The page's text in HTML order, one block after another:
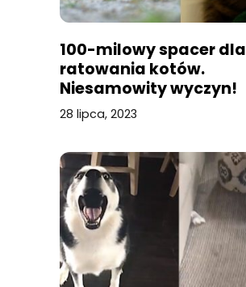
100-milowy spacer dla
ratowania kotów.
Niesamowity wyczyn!
28 lipca, 2023